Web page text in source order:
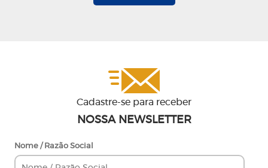
Cadastre-se para receber
NOSSA NEWSLETTER
Nome / Razão Social